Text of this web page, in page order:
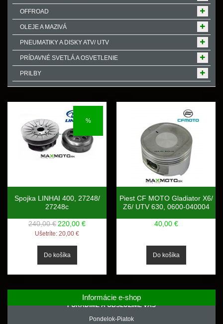
OFFROAD
OLEJE A MAZIVÁ
PNEUMATIKY A DISKY ATV/ UTV
PRÍDAVNÉ SVETLÁ A OSVETLENIE
PRILBY
%
Spojka LINHAI 400, 27248/
27248c
240,00 € 220,00 €
Ušetríte: 20,00 €
Piest CF MOTO Gladiator X6/
Z6/ UTV 630, 0600-040004
40,00 €
Informácie e-shop
PORADÍME A OBSLÚŽIME VÁS
Pondelok-Piatok